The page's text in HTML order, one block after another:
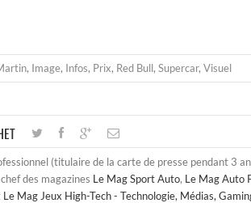
, Image, Infos, Prix, Red Bull, Supercar, Visuel
(titulaire de la carte de presse pendant 3
des magazines Le Mag Sport Auto, Le Mag Auto
Le Mag Jeux High-Tech - Technologie, Médias,